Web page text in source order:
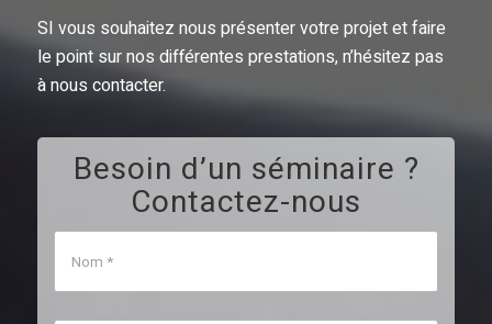
SI vous souhaitez nous présenter votre projet et faire
le point sur nos différentes prestations, n’hésitez pas
à nous contacter.
Besoin d’un séminaire ?
Contactez-nous